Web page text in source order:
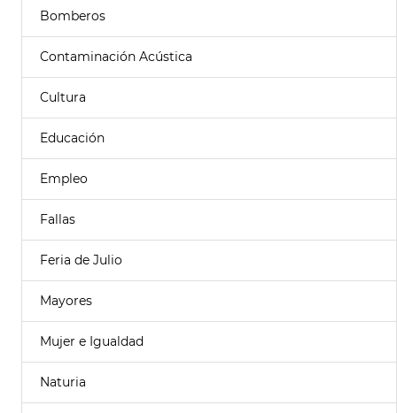
Bomberos
Contaminación Acústica
Cultura
Educación
Empleo
Fallas
Feria de Julio
Mayores
Mujer e Igualdad
Naturia